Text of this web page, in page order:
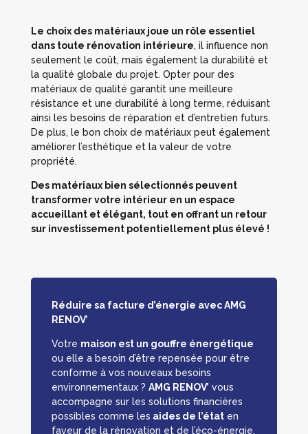
Le choix des matériaux joue un rôle essentiel
dans toute rénovation intérieure, il influence non
seulement le coût, mais également la durabilité et
la qualité globale du projet. Opter pour des
matériaux de qualité garantit une meilleure
résistance et une durabilité à long terme, réduisant
ainsi les besoins de réparation et d’entretien futurs.
De plus, le bon choix de matériaux peut également
améliorer l’esthétique et la valeur de votre
propriété.
Des matériaux bien sélectionnés peuvent
transformer votre intérieur en un espace
accueillant et élégant, tout en offrant un retour
sur investissement potentiellement plus élevé !
Réduire sa facture d’énergie avec AMG
RENOV’
Votre maison est un gouffre énergétique
ou elle a besoin d’être repensée pour être
conforme à vos nouveaux besoins
environnementaux ? AMG RENOV’ vous
accompagne sur les solutions financières
possibles comme les aides de l’étaten
faveur de la rénovation et de l’éco-énergie.